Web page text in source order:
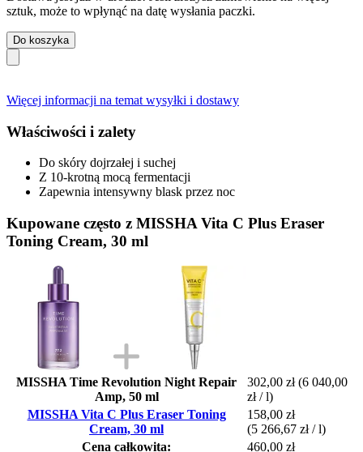
sztuk, może to wpłynąć na datę wysłania paczki.
Do koszyka
Więcej informacji na temat wysyłki i dostawy
Właściwości i zalety
Do skóry dojrzałej i suchej
Z 10-krotną mocą fermentacji
Zapewnia intensywny blask przez noc
Kupowane często z MISSHA Vita C Plus Eraser
Toning Cream, 30 ml
MISSHA Time Revolution Night Repair
Amp, 50 ml
302,00 zł (6 040,00
zł / l)
MISSHA Vita C Plus Eraser Toning
Cream, 30 ml
158,00 zł
(5 266,67 zł / l)
Cena całkowita:
460,00 zł